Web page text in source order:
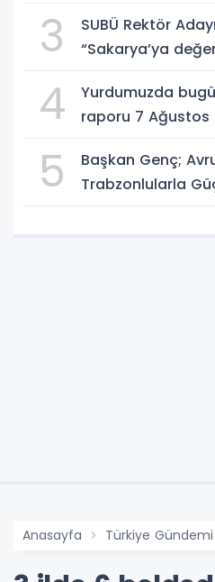
3
SUBÜ Rektör
“Sakarya’ya
4
Yurdumuzda
raporu 7 Ağustos
5
Başkan Genç;
Trabzonlularla
Anasayfa Türkiye Gündemi